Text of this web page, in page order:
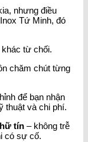
nhưng điều
Tứ Minh, đó
từ chối.
chăm chút từng
để bạn nhận
thuật và chi phí.
tín – không trễ
có sự cố.